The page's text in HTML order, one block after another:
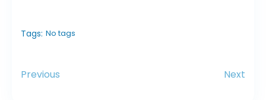
Tags: No tags
Previous Next